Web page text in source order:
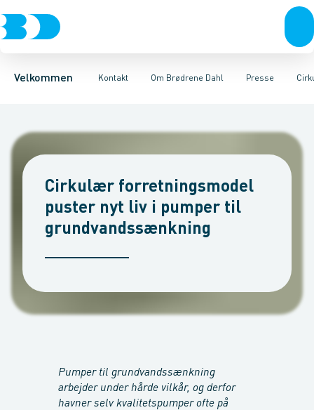
Velkommen Kontakt
ProdukterFordeleBæredygtighedBD+
Om Brødrene Dahl
Kundeservice Find butik Kompetencecentre Vagttelefon Bliv
Presse
Job og karriere HistorieVilkår og betingelser Sociale medier
Et gammelt flisfyr blev pensioneretEt stærkt partnerskab
Cirkulær forretningsmodel
puster nyt liv i pumper til
grundvandssænkning
Pumper til grundvandssænkning
arbejder under hårde vilkår, og derfor
havner selv kvalitetspumper ofte på